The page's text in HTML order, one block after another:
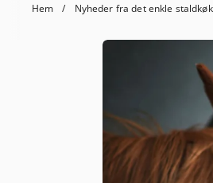
Hem / Nyheder fra det enkle